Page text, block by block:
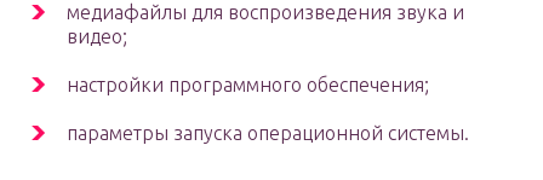
медиафайлы для воспроизведения звука и
видео;
настройки программного обеспечения;
параметры запуска операционной системы.